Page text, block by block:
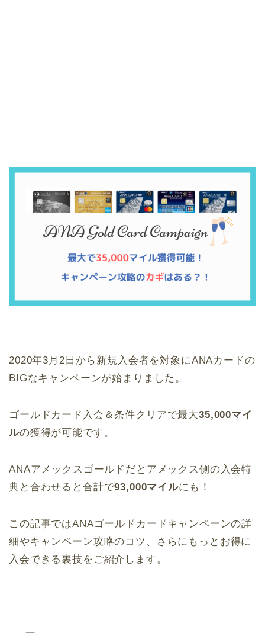
2020年3月2日から新規入会者を対象にANAカードの
BIGなキャンペーンが始まりました。
ゴールドカード入会＆条件クリアで最大35,000マイ
ルの獲得が可能です。
ANAアメックスゴールドだとアメックス側の入会特
典と合わせると合計で93,000マイルにも！
この記事ではANAゴールドカードキャンペーンの詳
細やキャンペーン攻略のコツ、さらにもっとお得に
入会できる裏技をご紹介します。